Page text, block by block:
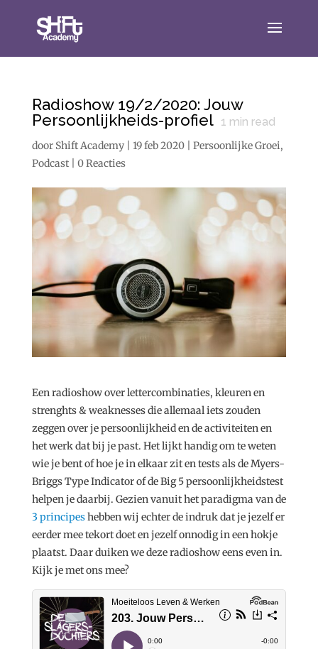
Radioshow 19/2/2020: Jouw
Persoonlijkheids-profiel 1 min read
door Shift Academy| 19 feb 2020| Persoonlijke Groei,
Podcast| 0 Reacties
Een radioshow over lettercombinaties, kleuren en
strenghts & weaknesses die allemaal iets zouden
zeggen over je persoonlijkheid en de activiteiten en
het werk dat bij je past. Het lijkt handig om te weten
wie je bent of hoe je in elkaar zit en tests als de Myers-
Briggs Type Indicator of de Big 5 persoonlijkheidstest
helpen je daarbij. Gezien vanuit het paradigma van de
3 principeshebben wij echter de indruk dat je jezelf er
eerder mee tekort doet en jezelf onnodig in een hokje
plaatst. Daar duiken we deze radioshow eens even in.
Kijk je met ons mee?